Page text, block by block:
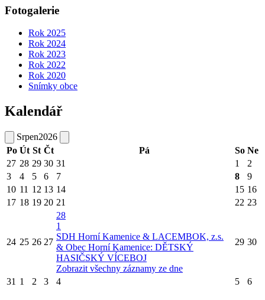
Fotogalerie
Rok 2025
Rok 2024
Rok 2023
Rok 2022
Rok 2020
Snímky obce
Kalendář
Srpen2026
Po Út St Čt Pá So Ne
27 28 29 30 31 1
2
3
4 5 6 7 8
9
10 11 12 13 14 15 16
17 18 19 20 21 22 23
24 25 26 27
28
1
SDH Horní Kamenice & LACEMBOK, z.s.
& Obec Horní Kamenice: DĚTSKÝ
HASIČSKÝ VÍCEBOJ
Zobrazit všechny záznamy ze dne
29 30
31 1 2 3 4 5 6